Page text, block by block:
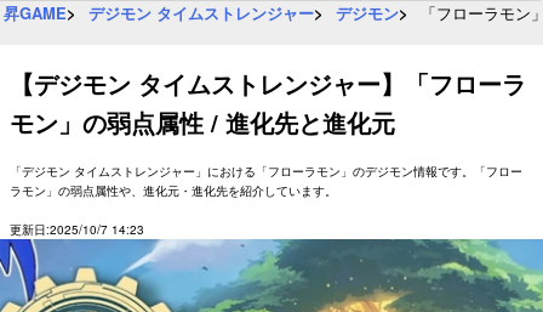
昇GAME デジモン タイムストレンジャー デジモン 「フローラモ
【デジモン タイムストレンジャー】「フローラ
モン」の弱点属性 / 進化先と進化元
「デジモン タイムストレンジャー」における「フローラモン」のデジモン情報です。「フロー
ラモン」の弱点属性や、進化元・進化先を紹介しています。
更新日:2025/10/7 14:23